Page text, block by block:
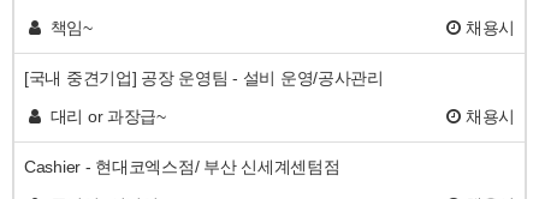
책임~
채용시
[국내 중견기업] 공장 운영팀 - 설비 운영/공사관리
대리 or 과장급~
채용시
Cashier - 현대코엑스점/ 부산 신세계센텀점